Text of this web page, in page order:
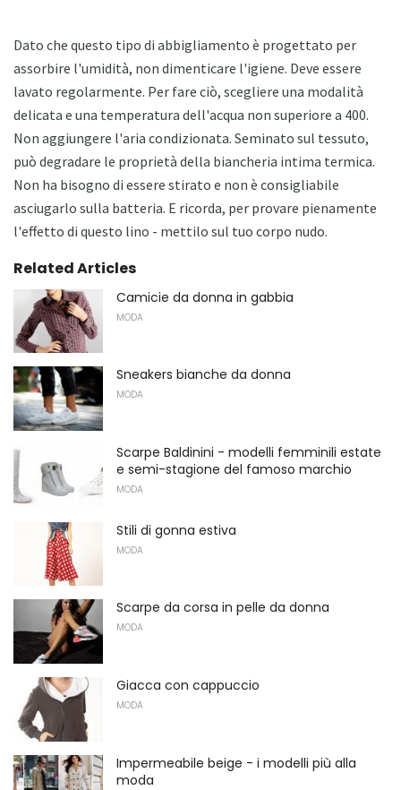
Dato che questo tipo di abbigliamento è progettato per
assorbire l'umidità, non dimenticare l'igiene. Deve essere
lavato regolarmente. Per fare ciò, scegliere una modalità
delicata e una temperatura dell'acqua non superiore a 400.
Non aggiungere l'aria condizionata. Seminato sul tessuto,
può degradare le proprietà della biancheria intima termica.
Non ha bisogno di essere stirato e non è consigliabile
asciugarlo sulla batteria. E ricorda, per provare pienamente
l'effetto di questo lino - mettilo sul tuo corpo nudo.
Related Articles
Camicie da donna in gabbia
MODA
Sneakers bianche da donna
MODA
Scarpe Baldinini - modelli femminili estate
e semi-stagione del famoso marchio
MODA
Stili di gonna estiva
MODA
Scarpe da corsa in pelle da donna
MODA
Giacca con cappuccio
MODA
Impermeabile beige - i modelli più alla
moda